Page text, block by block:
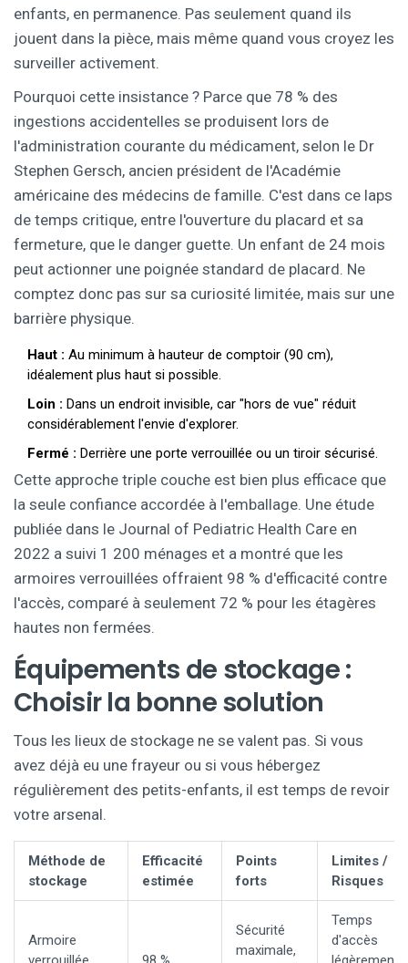
enfants, en permanence. Pas seulement quand ils
jouent dans la pièce, mais même quand vous croyez les
surveiller activement.
Pourquoi cette insistance ? Parce que 78 % des
ingestions accidentelles se produisent lors de
l'administration courante du médicament, selon le Dr
Stephen Gersch, ancien président de l'Académie
américaine des médecins de famille. C'est dans ce laps
de temps critique, entre l'ouverture du placard et sa
fermeture, que le danger guette. Un enfant de 24 mois
peut actionner une poignée standard de placard. Ne
comptez donc pas sur sa curiosité limitée, mais sur une
barrière physique.
Haut : Au minimum à hauteur de comptoir (90 cm),
idéalement plus haut si possible.
Loin : Dans un endroit invisible, car "hors de vue" réduit
considérablement l'envie d'explorer.
Fermé : Derrière une porte verrouillée ou un tiroir sécurisé.
Cette approche triple couche est bien plus efficace que
la seule confiance accordée à l'emballage. Une étude
publiée dans le Journal of Pediatric Health Care en
2022 a suivi 1 200 ménages et a montré que les
armoires verrouillées offraient 98 % d'efficacité contre
l'accès, comparé à seulement 72 % pour les étagères
hautes non fermées.
Équipements de stockage :
Choisir la bonne solution
Tous les lieux de stockage ne se valent pas. Si vous
avez déjà eu une frayeur ou si vous hébergez
régulièrement des petits-enfants, il est temps de revoir
votre arsenal.
Méthode de
stockage
Efficacité
estimée
Points
forts
Limites /
Risques
Armoire
Sécurité
maximale,
Temps
d'accès